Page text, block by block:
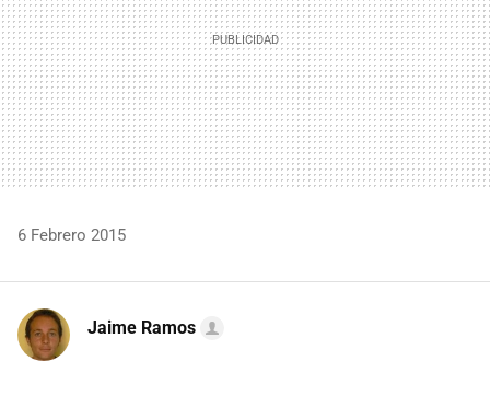
6 Febrero 2015
Jaime Ramos